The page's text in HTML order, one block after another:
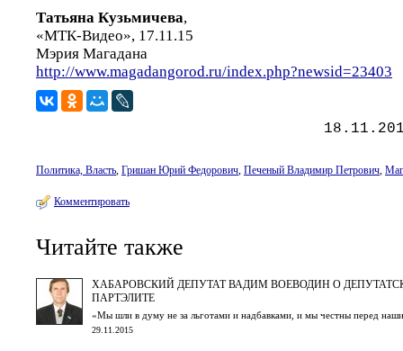
Татьяна Кузьмичева,
«МТК-Видео», 17.11.15
Мэрия Магадана
http://www.magadangorod.ru/index.php?newsid=23403
Политика, Власть, Гришан Юрий Федорович, Печеный Владимир Петрович,
Комментировать
Читайте также
ХАБАРОВСКИЙ ДЕПУТАТ ВАДИМ ВОЕВОДИН О
ПАРТЭЛИТЕ
«Мы шли в думу не за льготами и надбавками, и мы честны перед
29.11.2015